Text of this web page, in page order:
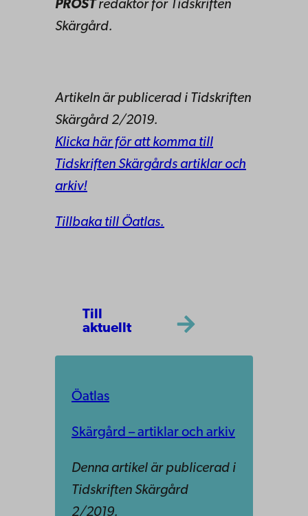
PROSTredaktör för Tidskriften
Skärgård.
Artikeln är publicerad i Tidskriften
Skärgård 2/2019.
Klicka här för att komma till
Tidskriften Skärgårds artiklar och
arkiv!
Tillbaka till Öatlas.
Till
aktuellt
Öatlas
Skärgård – artiklar och arkiv
Denna artikel är publicerad i
Tidskriften Skärgård
2/2019.